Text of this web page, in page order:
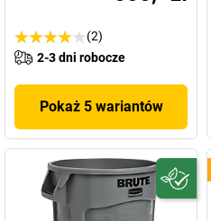
(2)
2-3 dni robocze
Pokaż 5 wariantów